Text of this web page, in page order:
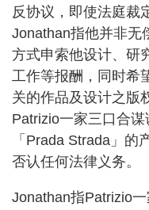
反协议，即使法庭裁
Jonathan指他并非无
方式申索他设计、研
工作等报酬，同时希
关的作品及设计之版
Patrizio一家三口合
「Prada Strada」的
否认任何法律义务。
Jonathan指Patrizio